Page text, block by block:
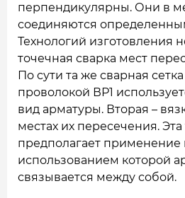
перпендикулярны. Они в
соединяются
Технологий изготовления
точечная сварка мест
По сути та же сварная
проволокой ВР1
вид арматуры. Вторая –
местах их пересечения. Эта
предполагает применение
использованием которой
связывается между собой.